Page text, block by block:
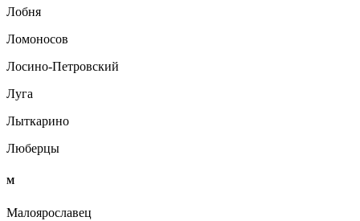
Лобня
Ломоносов
Лосино-Петровский
Луга
Лыткарино
Люберцы
М
Малоярославец